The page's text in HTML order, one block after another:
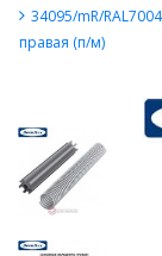
34095/mR/
правая (п/м)